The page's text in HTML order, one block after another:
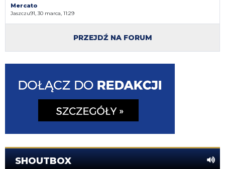
Mercato
Jaszczu91, 30 marca, 11:29
PRZEJDŹ NA FORUM
SHOUTBOX